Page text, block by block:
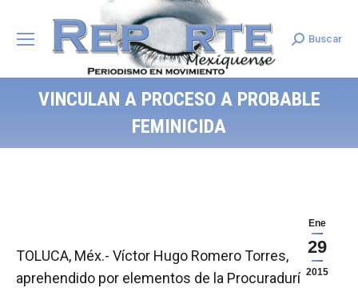
Search:
Buscar
VINCULAN A PROCESO A PROBABLE
FEMINICIDA
Ene
29
2015
TOLUCA, Méx.- Víctor Hugo Romero Torres,
aprehendido por elementos de la Procuraduría